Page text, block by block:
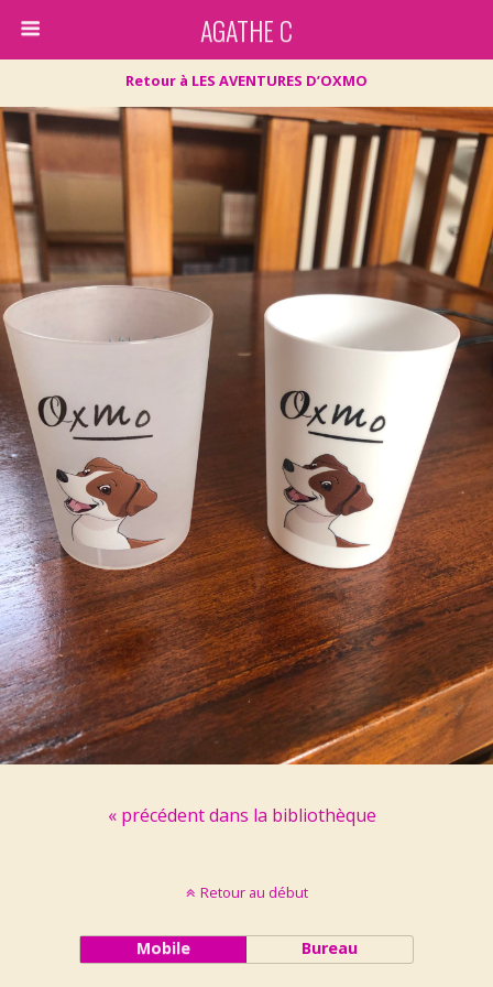
AGATHE C
Retour à LES AVENTURES D’OXMO
« précédent dans la bibliothèque
Retour au début
Mobile Bureau